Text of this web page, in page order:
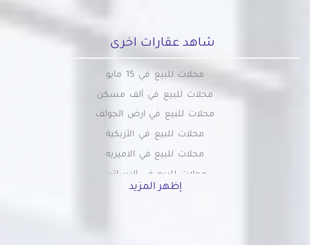
شاهد عقارات اخرى
محلات للبيع في 15 مايو
محلات للبيع في ألف مسكن
محلات للبيع في ارض الجولف
محلات للبيع في الأزبكية
محلات للبيع في الاميريه
محلات للبيع في البساتين
محلات للبيع في التبين
إظهر المزيد